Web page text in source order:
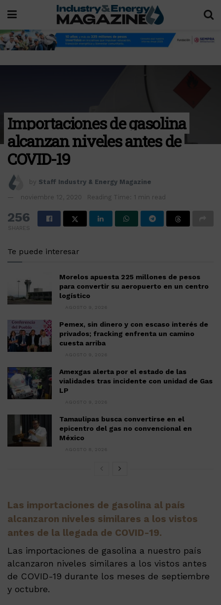
Importaciones de gasolina
alcanzan niveles antes de
COVID-19
by Staff Industry & Energy Magazine
noviembre 12, 2020 Reading Time: 1 min read
256
SHARES
Te puede interesar
Morelos apuesta 225 millones de pesos
para convertir su aeropuerto en un centro
logístico
AGOSTO 9, 2026
Pemex, sin dinero y con escaso interés de
privados; fracking enfrenta un camino
cuesta arriba
AGOSTO 9, 2026
Amexgas alerta por el estado de las
vialidades tras incidente con unidad de Gas
LP
AGOSTO 9, 2026
Tamaulipas busca convertirse en el
epicentro del gas no convencional en
México
AGOSTO 8, 2026
Las importaciones de gasolina al país
alcanzaron niveles similares a los vistos
antes de la llegada de COVID-19.
Las importaciones de gasolina a nuestro país
alcanzaron niveles similares a los vistos antes
de COVID-19 durante los meses de septiembre
y octubre.